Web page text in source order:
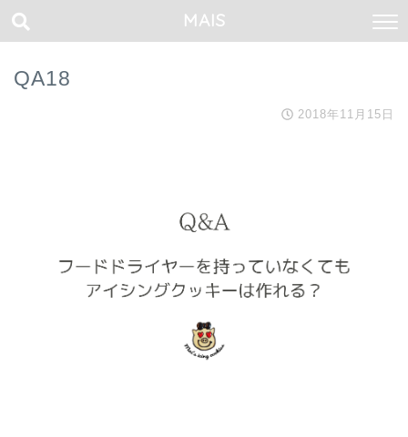
MAIS
QA18
2018年11月15日